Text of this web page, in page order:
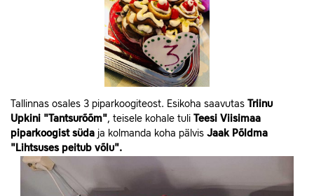
Tallinnas osales 3 piparkoogiteost. Esikoha saavutas
Triinu
Upkini "Tantsurõõm", teisele kohale tuli
Teesi Viisimaa
piparkoogist süda ja kolmanda koha pälvis Jaak Põldma
"Lihtsuses peitub võlu".